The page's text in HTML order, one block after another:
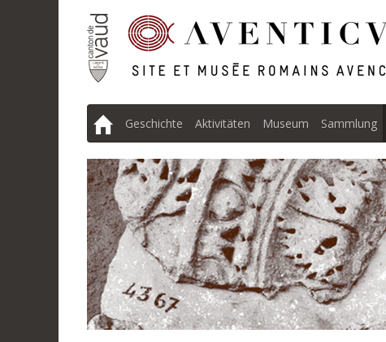
Geschichte Aktivitäten Museum Sammlung